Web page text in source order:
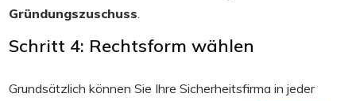
Gründungszuschuss
Schritt 4: Rechtsform wählen
Grundsätzlich können Sie Ihre Sicherheitsfirma in jeder